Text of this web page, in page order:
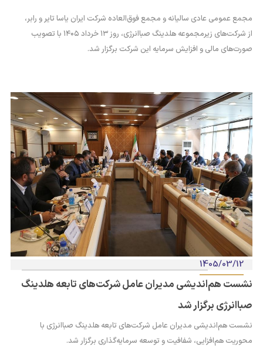
مجمع عمومی عادی سالیانه و مجمع فوق‌العاده شرکت ایران یاسا تایر و رابر،
از شرکت‌های زیرمجموعه هلدینگ صباانرژی، روز ۱۳ خرداد ۱۴۰۵ با تصویب
صورت‌های مالی و افزایش سرمایه این شرکت برگزار شد.
1405/03/12
نشست هم‌اندیشی مدیران عامل شرکت‌های تابعه هلدینگ
صباانرژی برگزار شد
نشست هم‌اندیشی مدیران عامل شرکت‌های تابعه هلدینگ صباانرژی با
محوریت هم‌افزایی، شفافیت و توسعه سرمایه‌گذاری برگزار شد.